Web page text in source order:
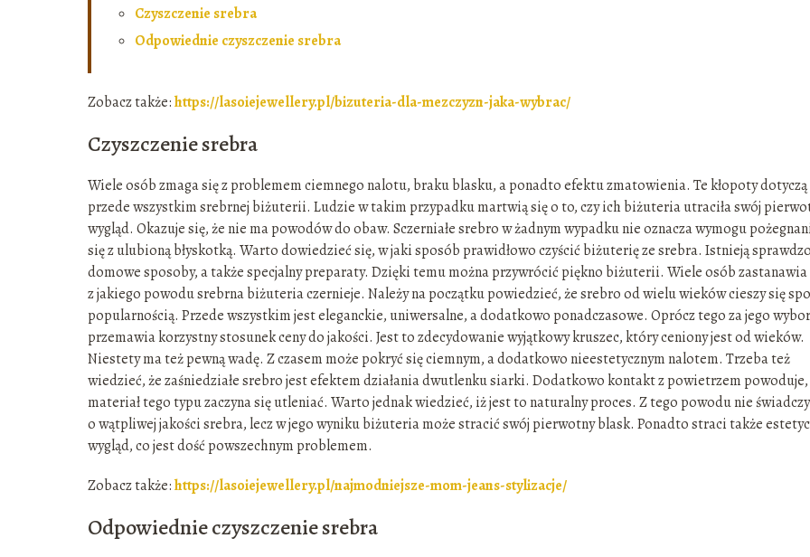
Czyszczenie srebra
Odpowiednie czyszczenie srebra
Zobacz także:https://lasoiejewellery.pl/bizuteria-dla-mezczyzn-jaka-wybrac/
Czyszczenie srebra
Wiele osób zmaga się z problemem ciemnego nalotu, braku blasku, a ponadto efektu zmatowienia. Te kłopoty dotyczą
przede wszystkim srebrnej biżuterii. Ludzie w takim przypadku martwią się o to, czy ich biżuteria utraciła swój
wygląd. Okazuje się, że nie ma powodów do obaw. Sczerniałe srebro w żadnym wypadku nie oznacza wymogu
się z ulubioną błyskotką. Warto dowiedzieć się, w jaki sposób prawidłowo czyścić biżuterię ze srebra. Istnieją
domowe sposoby, a także specjalny preparaty. Dzięki temu można przywrócić piękno biżuterii. Wiele osób zastanawia
z jakiego powodu srebrna biżuteria czernieje. Należy na początku powiedzieć, że srebro od wielu wieków cieszy się
popularnością. Przede wszystkim jest eleganckie, uniwersalne, a dodatkowo ponadczasowe. Oprócz tego za jego
przemawia korzystny stosunek ceny do jakości. Jest to zdecydowanie wyjątkowy kruszec, który ceniony jest od wieków.
Niestety ma też pewną wadę. Z czasem może pokryć się ciemnym, a dodatkowo nieestetycznym nalotem. Trzeba też
wiedzieć, że zaśniedziałe srebro jest efektem działania dwutlenku siarki. Dodatkowo kontakt z powietrzem
materiał tego typu zaczyna się utleniać. Warto jednak wiedzieć, iż jest to naturalny proces. Z tego powodu nie
o wątpliwej jakości srebra, lecz w jego wyniku biżuteria może stracić swój pierwotny blask. Ponadto straci także
wygląd, co jest dość powszechnym problemem.
Zobacz także:https://lasoiejewellery.pl/najmodniejsze-mom-jeans-stylizacje/
Odpowiednie czyszczenie srebra